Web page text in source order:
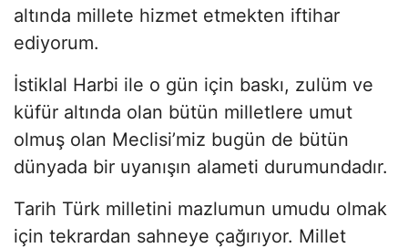
altında millete hizmet etmekten iftihar
ediyorum.
İstiklal Harbi ile o gün için baskı, zulüm ve
küfür altında olan bütün milletlere umut
olmuş olan Meclisi’miz bugün de bütün
dünyada bir uyanışın alameti durumundadır.
Tarih Türk milletini mazlumun umudu olmak
için tekrardan sahneye çağırıyor. Millet